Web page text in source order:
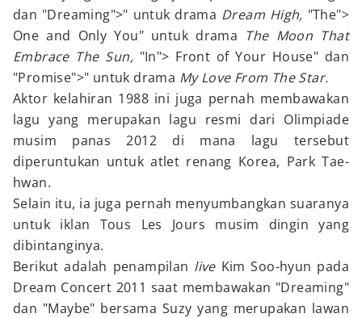
dan "Dreaming">" untuk drama Dream High, "The">
One and Only You" untuk drama The Moon That
Embrace The Sun, "In"> Front of Your House" dan
"Promise">" untuk drama My Love From The Star.
Aktor kelahiran 1988 ini juga pernah membawakan
lagu yang merupakan lagu resmi dari Olimpiade
musim panas 2012 di mana lagu tersebut
diperuntukan untuk atlet renang Korea, Park Tae-
hwan.
Selain itu, ia juga pernah menyumbangkan suaranya
untuk iklan Tous Les Jours musim dingin yang
dibintanginya.
Berikut adalah penampilan live Kim Soo-hyun pada
Dream Concert 2011 saat membawakan "Dreaming"
dan "Maybe" bersama Suzy yang merupakan lawan